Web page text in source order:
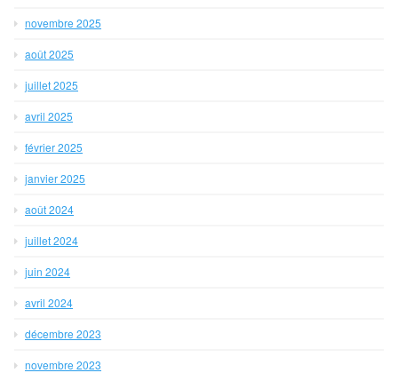
novembre 2025
août 2025
juillet 2025
avril 2025
février 2025
janvier 2025
août 2024
juillet 2024
juin 2024
avril 2024
décembre 2023
novembre 2023